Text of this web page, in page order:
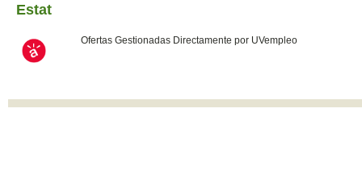
Estat
Ofertas Gestionadas Directamente por UVempleo